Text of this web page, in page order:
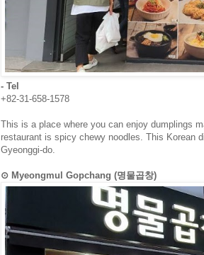
- Tel
+82-31-658-1578
This is a place where you can enjoy dumplings
restaurant is spicy chewy noodles. This Korean
Gyeonggi-do.
⊙ Myeongmul Gopchang (명물곱창)